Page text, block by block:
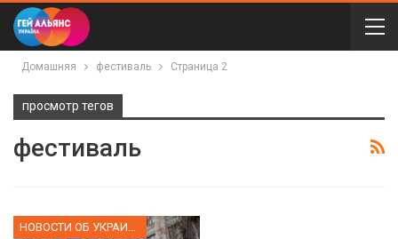
Домашняя фестиваль Страница 2
просмотр тегов
фестиваль